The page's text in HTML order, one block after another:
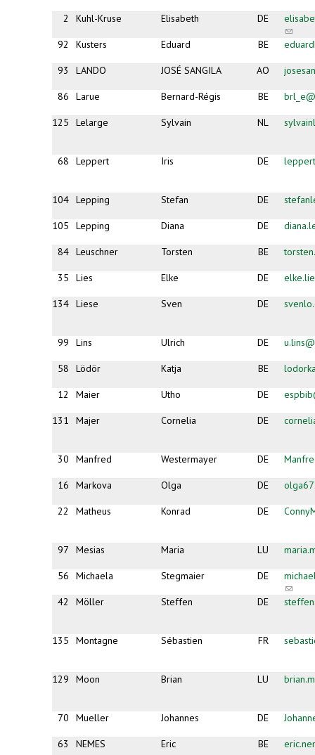
2 Kuhl-Kruse Elisabeth DE
(link
sends
mail)
92 Kusters Eduard BE
93 LANDO JOSÉ SANGILA AO
86 Larue Bernard-Régis BE
125 Lelarge Sylvain NL
68 Leppert Iris DE
104 Lepping Stefan DE
105 Lepping Diana DE
84 Leuschner Torsten BE
35 Lies Elke DE
134 Liese Sven DE
99 Lins Ulrich DE
58 Lödör Katja BE
12 Maier Utho DE
131 Majer Cornelia DE
30 Manfred Westermayer DE
16 Markova Olga DE
22 Matheus Konrad DE
97 Mesias Maria LU
56 Michaela Stegmaier DE
(link
sends
42 Möller Steffen DE
135 Montagne Sébastien FR
129 Moon Brian LU
70 Mueller Johannes DE
63 NEMES Eric BE